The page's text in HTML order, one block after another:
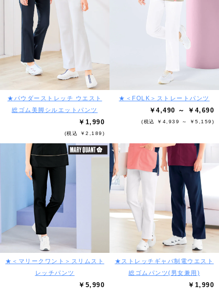
★パウダーストレッチ ウエスト
総ゴム美脚シルエットパンツ
￥1,990
(税込 ￥2,189)
★＜FOLK＞ストレートパンツ
￥4,490 ～ ￥4,690
(税込 ￥4,939 ～ ￥5,159)
★＜マリークワント＞スリムスト
レッチパンツ
￥5,990
★ストレッチギャバ制電ウエスト
総ゴムパンツ(男女兼用)
￥1,990